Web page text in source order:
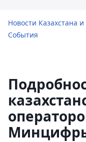
Новости Казахстана
События